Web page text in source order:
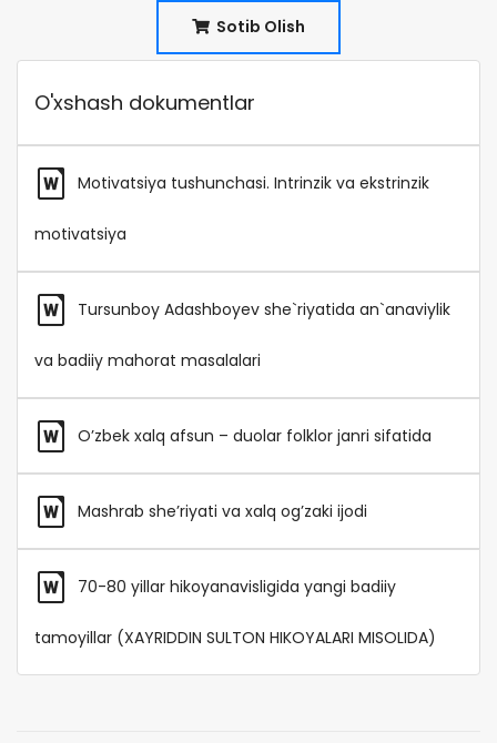
Sotib Olish
O'xshash dokumentlar
Motivatsiya tushunchasi. Intrinzik va ekstrinzik
motivatsiya
Tursunboy Adashboyev she`riyatida an`anaviylik
va badiiy mahorat masalalari
O’zbek xalq afsun – duolar folklor janri sifatida
Mashrab she’riyati va xalq og’zaki ijodi
70-80 yillar hikoyanavisligida yangi badiiy
tamoyillar (XAYRIDDIN SULTON HIKOYALARI MISOLIDA)